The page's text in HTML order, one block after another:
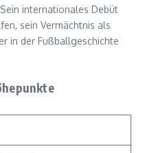
internationales Debüt
sein Vermächtnis als
in der Fußballgeschichte